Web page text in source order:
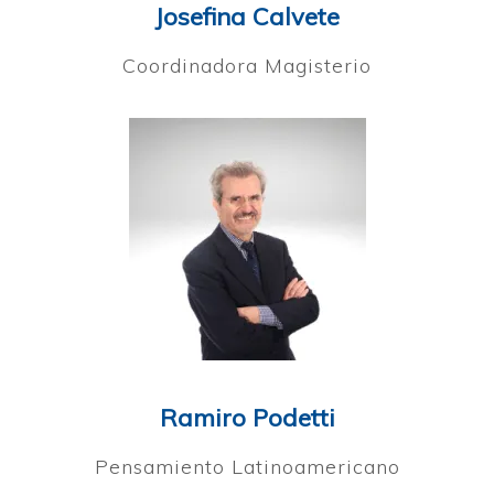
Josefina Calvete
Coordinadora Magisterio
Ramiro Podetti
Pensamiento Latinoamericano